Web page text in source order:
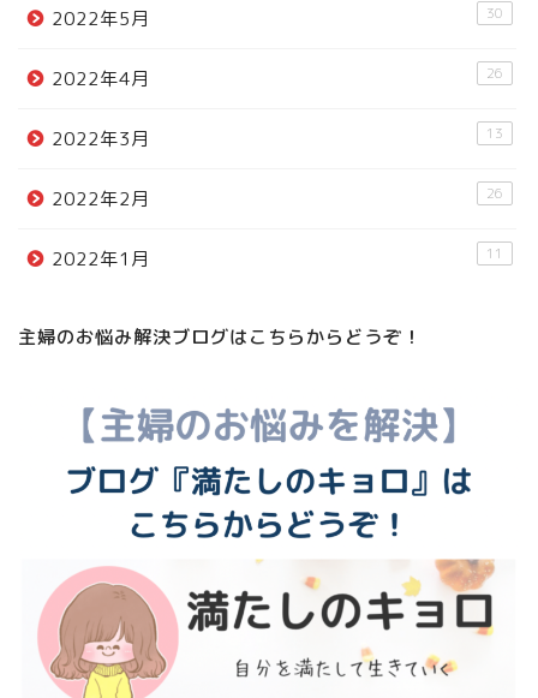
2022年5月 30
2022年4月 26
2022年3月 13
2022年2月 26
2022年1月 11
主婦のお悩み解決ブログはこちらからどうぞ！